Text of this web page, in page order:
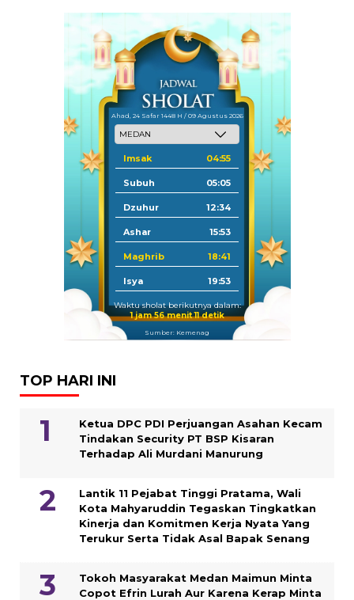
Ahad, 24 Safar 1448 H / 09 Agustus 2026
Imsak 04:55
Subuh 05:05
Dzuhur 12:34
Ashar 15:53
Maghrib 18:41
Isya 19:53
Waktu sholat berikutnya dalam:
1 jam 56 menit 11 detik
Sumber: Kemenag
TOP HARI INI
Ketua DPC PDI Perjuangan Asahan Kecam
Tindakan Security PT BSP Kisaran
Terhadap Ali Murdani Manurung
Lantik 11 Pejabat Tinggi Pratama, Wali
Kota Mahyaruddin Tegaskan Tingkatkan
Kinerja dan Komitmen Kerja Nyata Yang
Terukur Serta Tidak Asal Bapak Senang
Tokoh Masyarakat Medan Maimun Minta
Copot Efrin Lurah Aur Karena Kerap Minta